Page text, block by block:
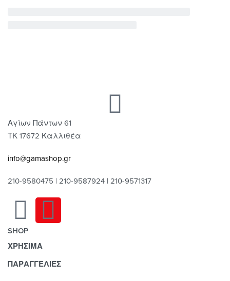
Αγίων Πάντων 61
ΤΚ 17672 Καλλιθέα
info@gamashop.gr
210-9580475 | 210-9587924 | 210-9571317
SHOP
Χαλιά
Κουρτίνες
ΧΡΗΣΙΜΑ
Τρόποι Πληρωμής
ΠΑΡΑΓΓΕΛΙΕΣ